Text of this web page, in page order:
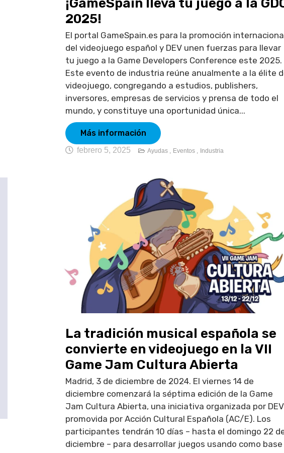
2025!
El portal GameSpain.es para la promoción
del videojuego español y DEV unen fuerzas para llevar
tu juego a la Game Developers Conference este 2025.
Este evento de industria reúne anualmente a la élite
videojuego, congregando a estudios, publishers,
inversores, empresas de servicios y prensa de todo el
mundo, y constituye una oportunidad única...
Más información
febrero 5, 2025 Ayudas , Eventos , Industria
La tradición musical española se
convierte en videojuego en la VII
Game Jam Cultura Abierta
Madrid, 3 de diciembre de 2024. El viernes 14 de
diciembre comenzará la séptima edición de la Game
Jam Cultura Abierta, una iniciativa organizada por
promovida por Acción Cultural Española (AC/E). Los
participantes tendrán 10 días – hasta el domingo 22
diciembre – para desarrollar juegos usando como base